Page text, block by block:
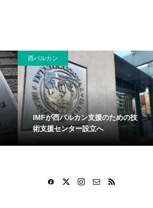
西バルカン
IMFが西バルカン支援のための技
術支援センター設立へ